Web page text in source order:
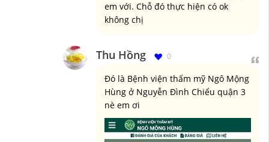
em với. Chỗ đó thực hiện có ok
không chị
Thu Hồng 0
Đó là Bệnh viện thẩm mỹ Ngô Mộng
Hùng ở Nguyễn Đình Chiểu quận 3
nè em ơi